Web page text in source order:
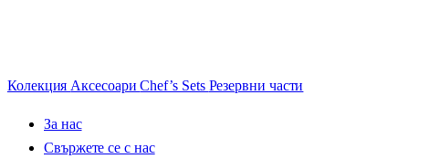
Колекция АксесоариChef’s Sets Резервни части
За нас
Свържете се с нас